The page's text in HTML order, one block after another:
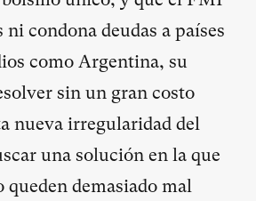
condona deudas a países
como Argentina, su
sin un gran costo
nueva irregularidad del
una solución en la que
queden demasiado mal